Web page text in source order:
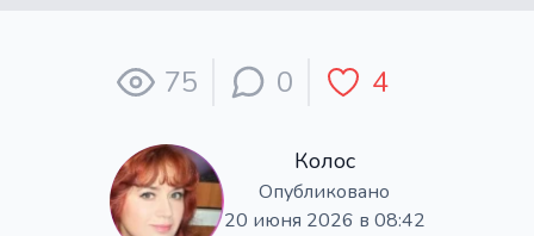
75 0 4
Колос
Опубликовано
20 июня 2026 в 08:42